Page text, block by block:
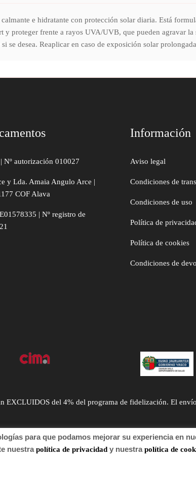
e hidratante con protección solar diaria. Está
proteger frente a rayos UVA/UVB, que pueden agravar
se desea. Reaplicar en caso de exposición solar
Nº autorización 010027
y Lda. Amaia Angulo Arce |
COF Alava
| Nº registro de
Información
Aviso legal
Condiciones de
Condiciones de uso
Política de
Política de cookies
Condiciones de
EXCLUIDOS del 4% del programa de fidelización. El
para que podamos mejorar su experiencia en
nuestrapolítica de privacidad y nuestrapolítica de